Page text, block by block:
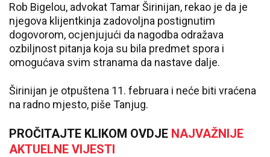
Rob Bigelou, advokat Tamar Širinijan, rekao je da je
njegova klijentkinja zadovoljna postignutim
dogovorom, ocjenjujući da nagodba odražava
ozbiljnost pitanja koja su bila predmet spora i
omogućava svim stranama da nastave dalje.
Širinijan je otpuštena 11. februara i neće biti vraćena
na radno mjesto, piše Tanjug.
PROČITAJTE KLIKOM OVDJE NAJVAŽNIJE
AKTUELNE VIJESTI